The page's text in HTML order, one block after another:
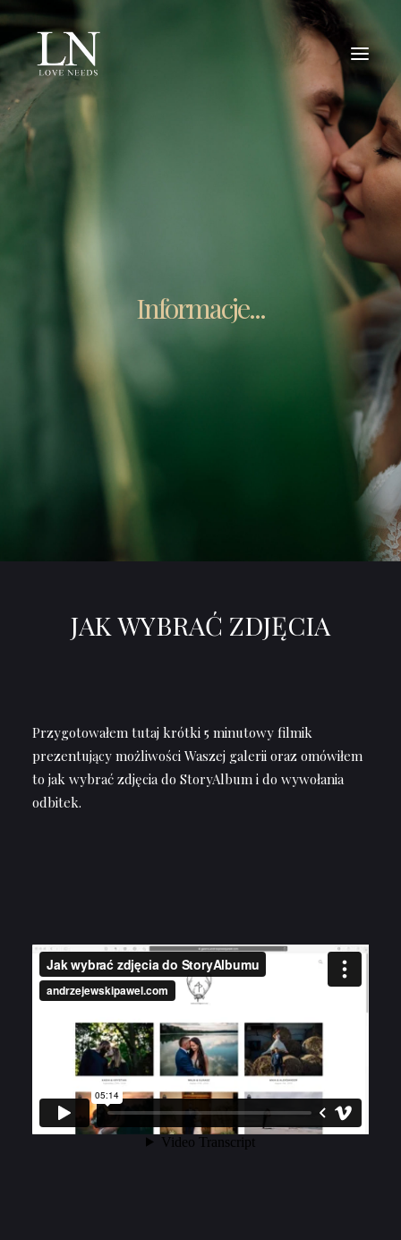
O NAS
Informacje...
JAK WYBRAĆ ZDJĘCIA
Przygotowałem tutaj krótki 5 minutowy filmik
prezentujący możliwości Waszej galerii oraz omówiłem
to jak wybrać zdjęcia do StoryAlbum i do wywołania
odbitek.